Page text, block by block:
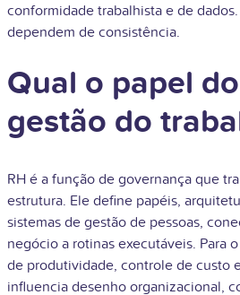
conformidade trabalhista e de
dependem de consistência.
Qual o papel
gestão do
RH é a função de governança que
estrutura. Ele define papéis,
sistemas de gestão de pessoas,
negócio a rotinas executáveis. Para
de produtividade, controle de custo
influencia desenho organizacional,